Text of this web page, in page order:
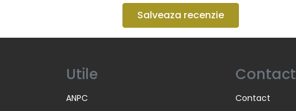
Salveaza recenzie
Utile
ANPC
Contact
Contact